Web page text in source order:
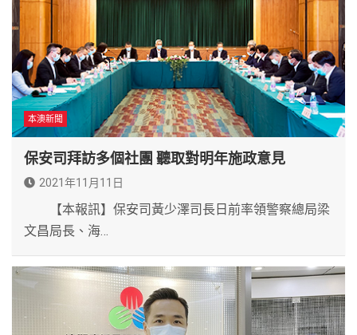
本澳新聞
保安司拜訪多個社團 聽取對明年施政意見
2021年11月11日
【本報訊】保安司黃少澤司長日前率領警察總局梁
文昌局長、海…